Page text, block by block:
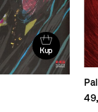
Kup